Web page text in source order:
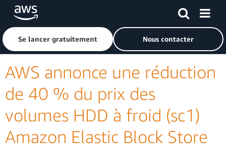
Passer au contenu principal
Cliquer ici pour revenir à la page d'accueil d'Amazon Web
Se lancer gratuitement Nous contacter
AWS annonce une réduction
de 40 % du prix des
volumes HDD à froid (sc1)
Amazon Elastic Block Store